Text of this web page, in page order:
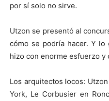
por sí solo no sirve.
Utzon se presentó al
cómo se podría hacer. Y
hizo con enorme esfuerzo y
Los arquitectos locos:
York, Le Corbusier en